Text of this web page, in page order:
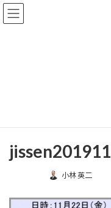
コ
ン
ナ
ビ
jissen201911
新
小林 英二